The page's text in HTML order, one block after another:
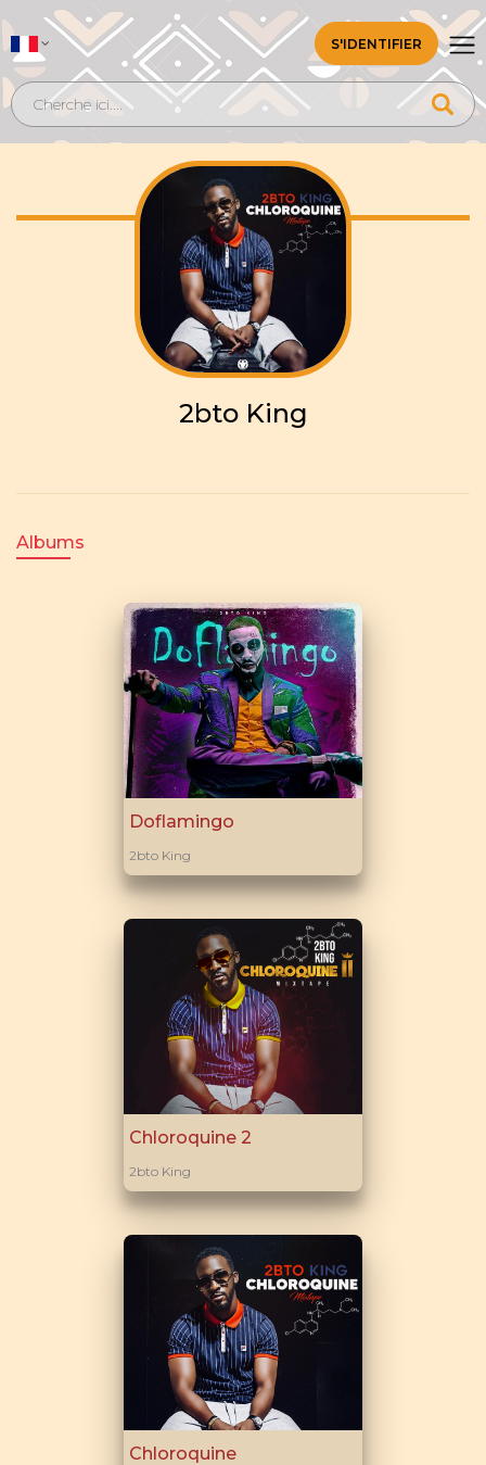
S'IDENTIFIER
2bto King
Albums
Doflamingo
2bto King
Chloroquine 2
2bto King
Chloroquine